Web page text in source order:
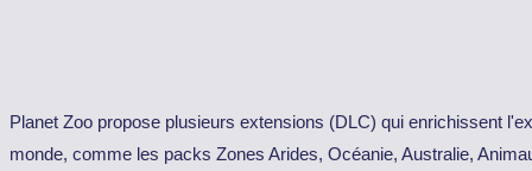
Planet Zoo propose plusieurs extensions (DLC) qui enrichissent
monde, comme les packs Zones Arides, Océanie, Australie,